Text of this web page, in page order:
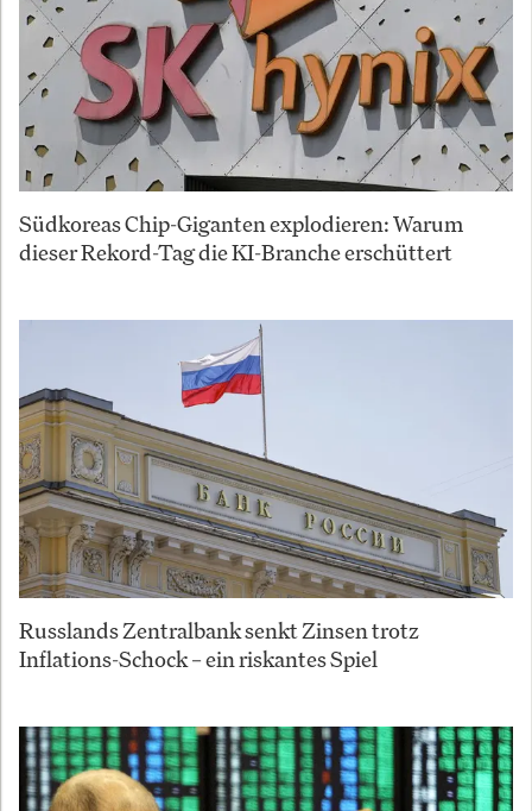
Südkoreas Chip-Giganten explodieren: Warum
dieser Rekord-Tag die KI-Branche erschüttert
Russlands Zentralbank senkt Zinsen trotz
Inflations-Schock – ein riskantes Spiel